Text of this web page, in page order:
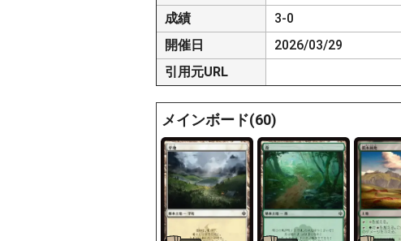
成績
3-0
開催日
2026/03/29
引用元URL
メインボード(60)